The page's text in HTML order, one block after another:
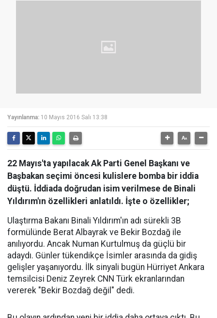
Yayınlanma: 10 Mayıs 2016 Salı 13:38
22 Mayıs'ta yapılacak Ak Parti Genel Başkanı ve
Başbakan seçimi öncesi kulislere bomba bir iddia
düştü. İddiada doğrudan isim verilmese de Binali
Yıldırım'ın özellikleri anlatıldı. İşte o özellikler;
Ulaştırma Bakanı Binali Yıldırım'ın adı sürekli 3B
formülünde Berat Albayrak ve Bekir Bozdağ ile
anılıyordu. Ancak Numan Kurtulmuş da güçlü bir
adaydı. Günler tükendikçe İsimler arasında da gidiş
gelişler yaşanıyordu. İlk sinyali bugün Hürriyet Ankara
temsilcisi Deniz Zeyrek CNN Türk ekranlarından
vererek "Bekir Bozdağ değil" dedi.